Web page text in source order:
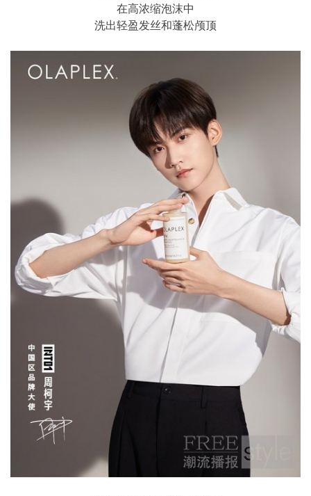
在高浓缩泡沫中
洗出轻盈发丝和蓬松颅顶